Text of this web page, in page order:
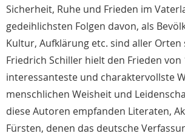
Sicherheit, Ruhe und Frieden im
gedeihlichsten Folgen davon, als
Kultur, Aufklärung etc. sind aller Orten
Friedrich Schiller hielt den Frieden von
interessanteste und charaktervollste
menschlichen Weisheit und
diese Autoren empfanden Literaten,
Fürsten, denen das deutsche